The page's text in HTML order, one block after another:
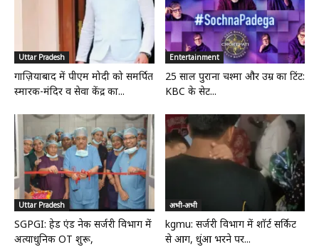
Uttar Pradesh
गाज़ियाबाद में पीएम मोदी को समर्पित
स्मारक-मंदिर व सेवा केंद्र का...
Entertainment
25 साल पुराना चश्मा और उम्र का टिंट:
KBC के सेट...
Uttar Pradesh
SGPGI: हेड एंड नेक सर्जरी विभाग में
अत्याधुनिक OT शुरू,
अभी-अभी
kgmu: सर्जरी विभाग में शॉर्ट सर्किट
से आग, धुंआ भरने पर...